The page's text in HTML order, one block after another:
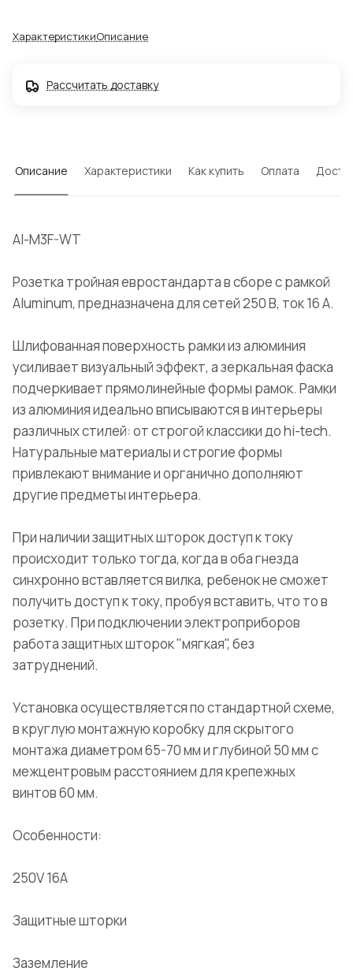
ХарактеристикиОписание
Рассчитать доставку
Описание Характеристики Как купить Оплата
Al-M3F-WT
Розетка тройная евростандарта в сборе с рамкой
Aluminum, предназначена для сетей 250 В, ток 16 А.
Шлифованная поверхность рамки из алюминия
усиливает визуальный эффект, а зеркальная фаска
подчеркивает прямолинейные формы рамок. Рамки
из алюминия идеально вписываются в интерьеры
различных стилей: от строгой классики до hi-tech.
Натуральные материалы и строгие формы
привлекают внимание и органично дополняют
другие предметы интерьера.
При наличии защитных шторок доступ к току
происходит только тогда, когда в оба гнезда
синхронно вставляется вилка, ребенок не сможет
получить доступ к току, пробуя вставить, что то в
розетку. При подключении электроприборов
работа защитных шторок "мягкая", без
затруднений.
Установка осуществляется по стандартной схеме,
в круглую монтажную коробку для скрытого
монтажа диаметром 65-70 мм и глубиной 50 мм с
межцентровым расстоянием для крепежных
винтов 60 мм.
Особенности:
250V 16A
Защитные шторки
Заземление